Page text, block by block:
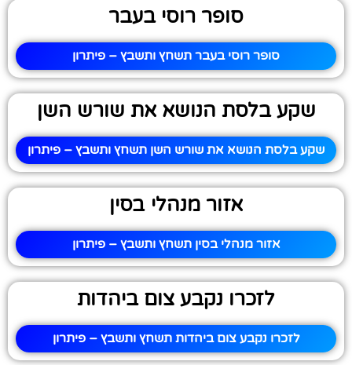
סופר רוסי בעבר
סופר רוסי בעבר תשחץ ותשבץ – פיתרון
שקע בלסת הנושא את שורש השן
שקע בלסת הנושא את שורש השן תשחץ ותשבץ – פיתרון
אזור מנהלי בסין
אזור מנהלי בסין תשחץ ותשבץ – פיתרון
לזכרו נקבע צום ביהדות
לזכרו נקבע צום ביהדות תשחץ ותשבץ – פיתרון